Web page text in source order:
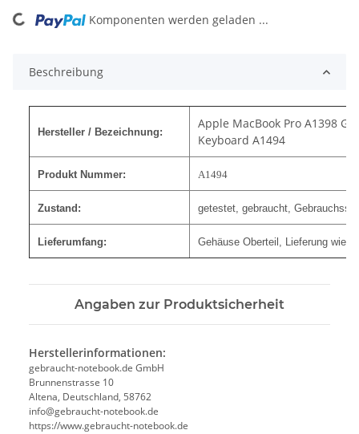
Komponenten werden geladen ...
Beschreibung
Hersteller / Bezeichnung:
Apple MacBook Pro A1398
Keyboard A1494
Produkt Nummer: A1494
Zustand: getestet, gebraucht,
Lieferumfang: Gehäuse Oberteil, Lieferung wie
Angaben zur Produktsicherheit
Herstellerinformationen:
gebraucht-notebook.de GmbH
Brunnenstrasse 10
Altena, Deutschland, 58762
info@gebraucht-notebook.de
https://www.gebraucht-notebook.de